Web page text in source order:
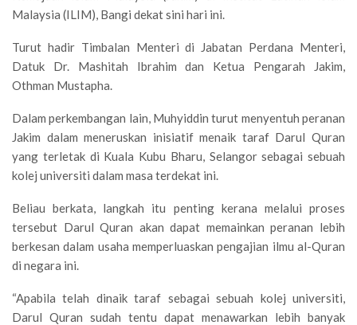
Malaysia (ILIM), Bangi dekat sini hari ini.
Turut hadir Timbalan Menteri di Jabatan Perdana Menteri,
Datuk Dr. Mashitah Ibrahim dan Ketua Pengarah Jakim,
Othman Mustapha.
Dalam perkembangan lain, Muhyiddin turut menyentuh peranan
Jakim dalam meneruskan inisiatif menaik taraf Darul Quran
yang terletak di Kuala Kubu Bharu, Selangor sebagai sebuah
kolej universiti dalam masa terdekat ini.
Beliau berkata, langkah itu penting kerana melalui proses
tersebut Darul Quran akan dapat memainkan peranan lebih
berkesan dalam usaha memperluaskan pengajian ilmu al-Quran
di negara ini.
“Apabila telah dinaik taraf sebagai sebuah kolej universiti,
Darul Quran sudah tentu dapat menawarkan lebih banyak